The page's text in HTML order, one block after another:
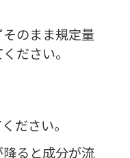
のまま規定量
ださい。
ださい。
ると成分が流